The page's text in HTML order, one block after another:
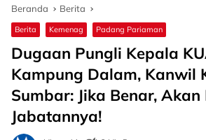
Beranda Berita
Berita Kemenag Padang Pariaman
Dugaan Pungli Kepala
Kampung Dalam, Kanwil
Sumbar: Jika Benar,
Jabatannya!